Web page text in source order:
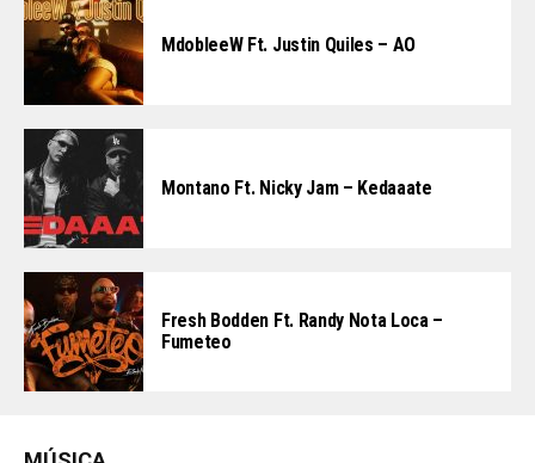
MdobleeW Ft. Justin Quiles – AO
Montano Ft. Nicky Jam – Kedaaate
Fresh Bodden Ft. Randy Nota Loca –
Fumeteo